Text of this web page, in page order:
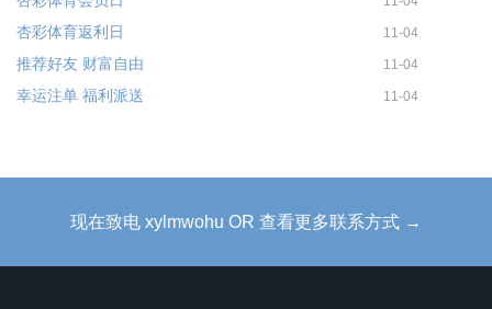
杏彩体育返利日 11-04
推荐好友 财富自由 11-04
幸运注单 福利派送 11-04
现在致电 xylmwohu OR 查看更多联系方式 →